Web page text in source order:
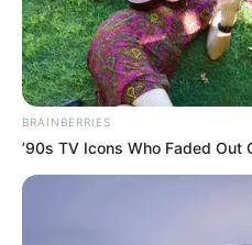
BRAINBERRIES
’90s TV Icons Who Faded Out